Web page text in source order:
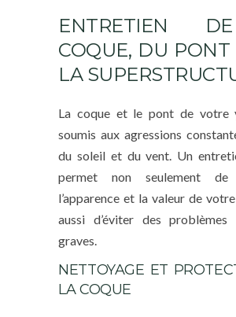
ENTRETIEN
COQUE, DU PONT
LA
La coque et le pont de votre
soumis aux agressions
du soleil et du vent. Un
permet non seulement de
l’apparence et la valeur de
aussi d’éviter des problèmes
graves.
NETTOYAGE ET
LA COQUE